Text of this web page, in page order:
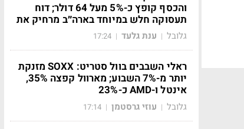
והכסף קופץ כ-5% מעל 64 דולר; דוח
תעסוקה חלש במיוחד בארה״ב מרחיק את
גלובל | ענת גלעד |
17:24
ראלי השבבים בוול סטריט: SOXX מזנקת
יותר מ-7% השבוע; מארוול קפצה 35%,
אינטל ו-AMD כ-23%
גלובל | עוזי גרסטמן |
17:14